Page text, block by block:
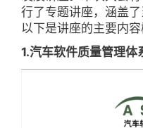
行了专题讲座，涵盖了
以下是讲座的主要内容
1.汽车软件质量管理体